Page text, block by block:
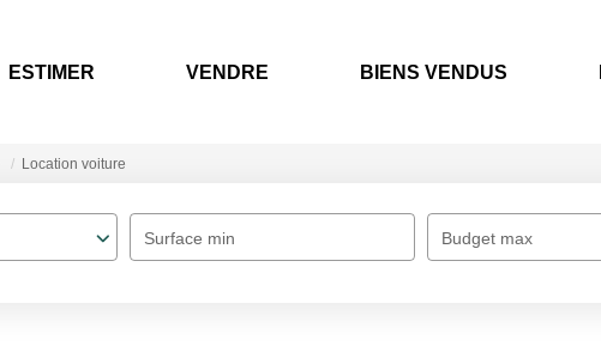
ESTIMER VENDRE BIENS VENDUS
Location voiture
Surface min Budget max